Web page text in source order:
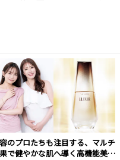
のプロたちも注目する、マルチ
で健やかな肌へ導く高機能美容